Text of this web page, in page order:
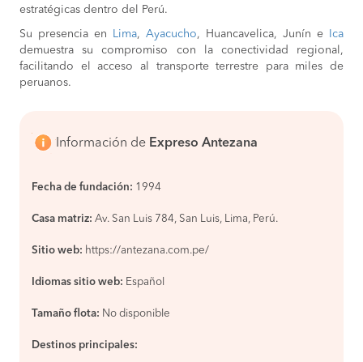
estratégicas dentro del Perú.
Su presencia en Lima, Ayacucho, Huancavelica, Junín e
Ica
demuestra su compromiso con la conectividad regional,
facilitando el acceso al transporte terrestre para miles de
peruanos.
Información de Expreso Antezana
Fecha de fundación: 1994
Casa matriz: Av. San Luis 784, San Luis, Lima, Perú.
Sitio web: https://antezana.com.pe/
Idiomas sitio web: Español
Tamaño flota: No disponible
Destinos principales: